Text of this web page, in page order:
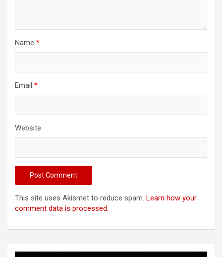
Name *
Email *
Website
This site uses Akismet to reduce spam. Learn how your
comment data is processed.